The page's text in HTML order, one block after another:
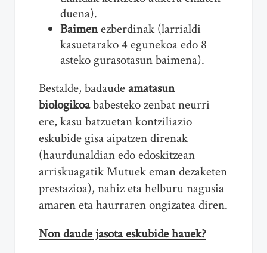
duena).
Baimenezberdinak (larrialdi
kasuetarako 4 egunekoa edo 8
asteko gurasotasun baimena).
Bestalde, badaudeamatasun
biologikoababesteko zenbat neurri
ere, kasu batzuetan kontziliazio
eskubide gisa aipatzen direnak
(haurdunaldian edo edoskitzean
arriskuagatik Mutuek eman dezaketen
prestazioa), nahiz eta helburu nagusia
amaren eta haurraren ongizatea diren.
Non daude jasota eskubide hauek?